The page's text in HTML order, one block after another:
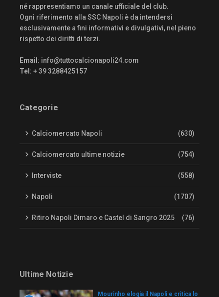
né rappresentiamo un canale ufficiale del club.
Ogni riferimento alla SSC Napoli è da intendersi
esclusivamente a fini informativi e divulgativi, nel pieno
rispetto dei diritti di terzi.
Email: info@tuttocalcionapoli24.com
Tel: + 39 3288425157
Categorie
Calciomercato Napoli (630)
Calciomercato ultime notizie (754)
Interviste (558)
Napoli (1707)
Ritiro Napoli Dimaro e Castel di Sangro 2025 (76)
Ultime Notizie
Mourinho elogia il Napoli e critica lo